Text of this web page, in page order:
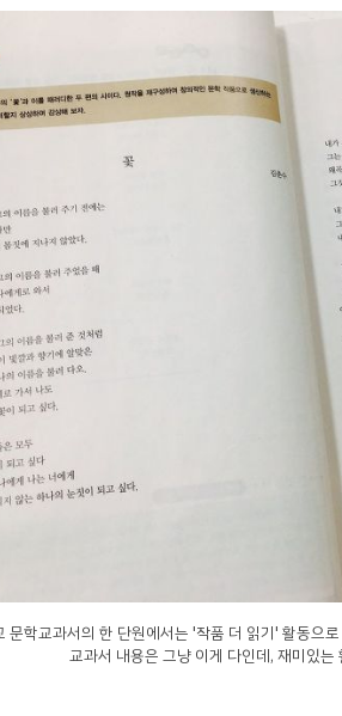
문학교과서의 한 단원에서는 '작품 더 읽기' 활동으
교과서 내용은 그냥 이게 다인데, 재미있